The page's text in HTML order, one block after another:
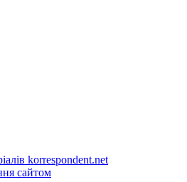
korrespondent.net
сайтом